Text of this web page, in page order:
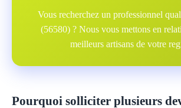
Vous recherchez un professionnel
(56580) ? Nous vous mettons en
meilleurs artisans de votre
Pourquoi solliciter plusieurs